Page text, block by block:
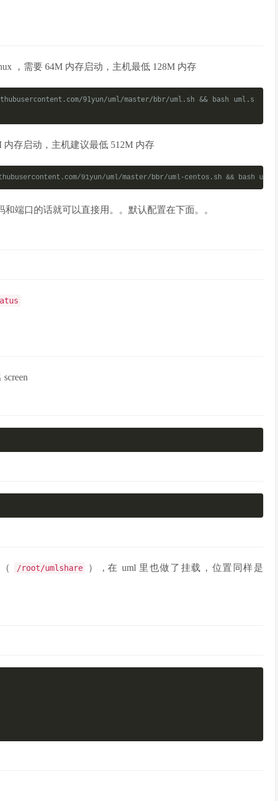
，需要 64M 内存启动，主机最低 128M 内存
91yun/uml/master/bbr/uml.sh && bash uml.s
内存启动，主机建议最低 512M 内存
91yun/uml/master/bbr/uml-centos.sh && bash uml-
端口的话就可以直接用。。默认配置在下面。。
/root/umlshare ） , 在 uml 里也做了挂载，位置同样是